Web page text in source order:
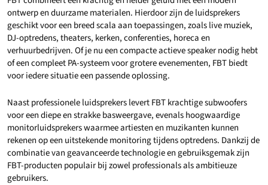
ontwerp en duurzame materialen. Hierdoor zijn de luidsprekers
geschikt voor een breed scala aan toepassingen, zoals live muziek,
DJ-optredens, theaters, kerken, conferenties, horeca en
verhuurbedrijven. Of je nu een compacte actieve speaker nodig hebt
of een compleet PA-systeem voor grotere evenementen, FBT biedt
voor iedere situatie een passende oplossing.
Naast professionele luidsprekers levert FBT krachtige subwoofers
voor een diepe en strakke basweergave, evenals hoogwaardige
monitorluidsprekers waarmee artiesten en muzikanten kunnen
rekenen op een uitstekende monitoring tijdens optredens. Dankzij de
combinatie van geavanceerde technologie en gebruiksgemak zijn
FBT-producten populair bij zowel professionals als ambitieuze
gebruikers.